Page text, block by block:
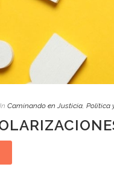
In Caminando en Justicia, Política